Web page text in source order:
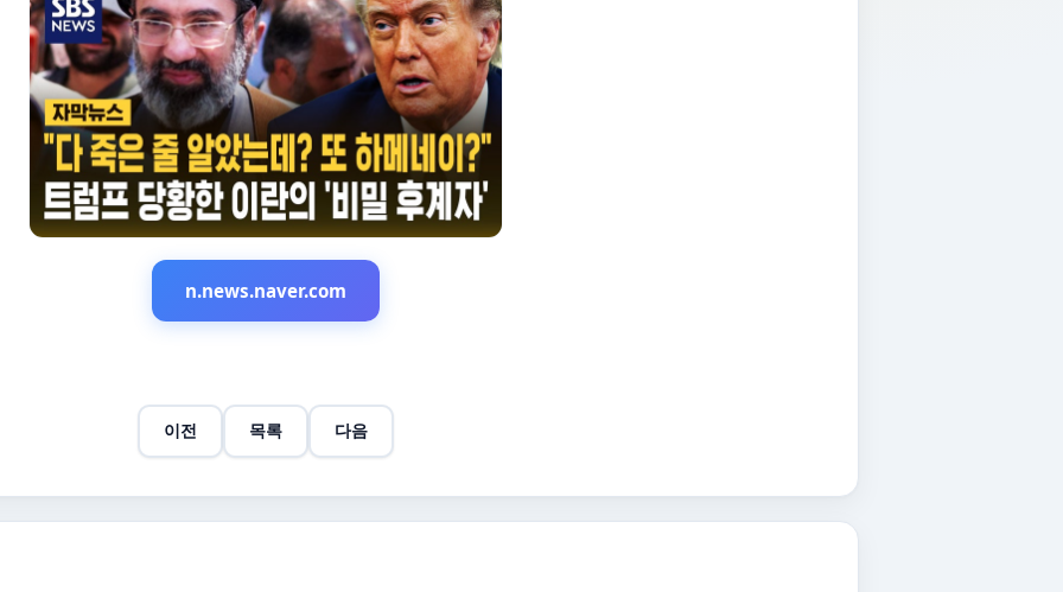
n.news.naver.com
이전 목록 다음